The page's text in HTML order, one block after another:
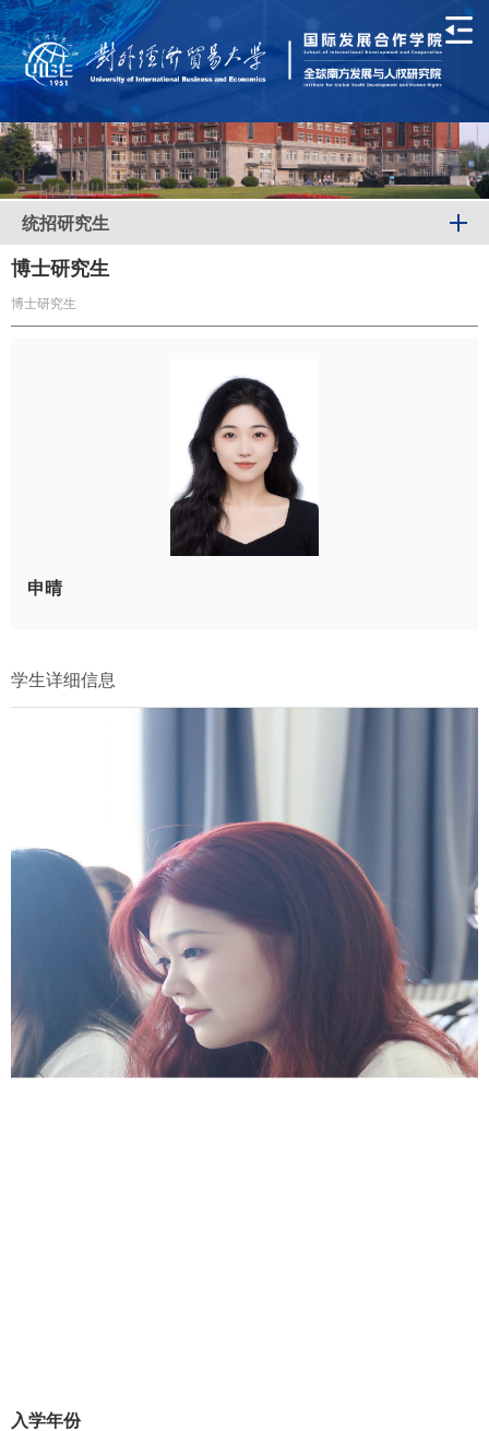
统招研究生
博士研究生
博士研究生
申晴
学生详细信息
入学年份